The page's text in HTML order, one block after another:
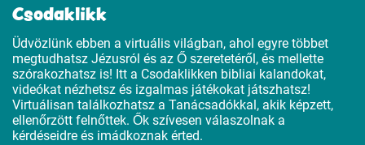
Csodaklikk
Üdvözlünk ebben a virtuális világban, ahol egyre többet
megtudhatsz Jézusról és az Ő szeretetéről, és mellette
szórakozhatsz is! Itt a Csodaklikken bibliai kalandokat,
videókat nézhetsz és izgalmas játékokat játszhatsz!
Virtuálisan találkozhatsz a Tanácsadókkal, akik képzett,
ellenőrzött felnőttek. Ők szívesen válaszolnak a
kérdéseidre és imádkoznak érted.